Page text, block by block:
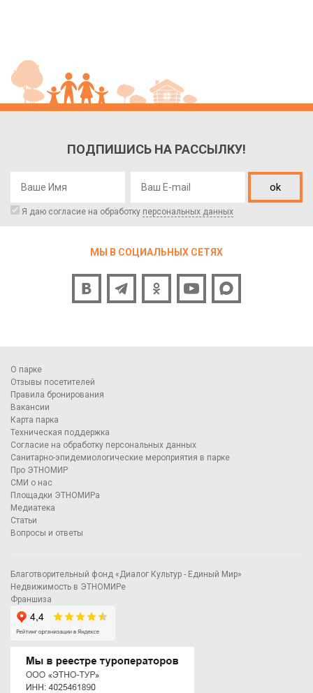
ПОДПИШИСЬ НА РАССЫЛКУ!
ok
Я даю согласие на обработку персональных данных
МЫ В СОЦИАЛЬНЫХ СЕТЯХ
О парке
Отзывы посетителей
Правила бронирования
Вакансии
Карта парка
Техническая поддержка
Согласие на обработку персональных данных
Санитарно-эпидемиологические мероприятия в парке
Про ЭТНОМИР
СМИ о нас
Площадки ЭТНОМИРа
Медиатека
Статьи
Вопросы и ответы
Благотворительный фонд «Диалог Культур - Единый Мир»
Недвижимость в ЭТНОМИРе
Франшиза